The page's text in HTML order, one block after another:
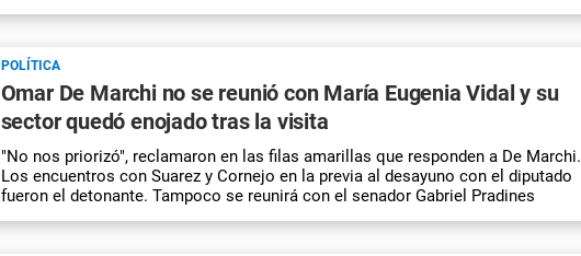
POLÍTICA
Omar De Marchi no se reunió con María Eugenia Vidal y su
sector quedó enojado tras la visita
"No nos priorizó", reclamaron en las filas amarillas que responden a De Marchi.
Los encuentros con Suarez y Cornejo en la previa al desayuno con el diputado
fueron el detonante. Tampoco se reunirá con el senador Gabriel Pradines